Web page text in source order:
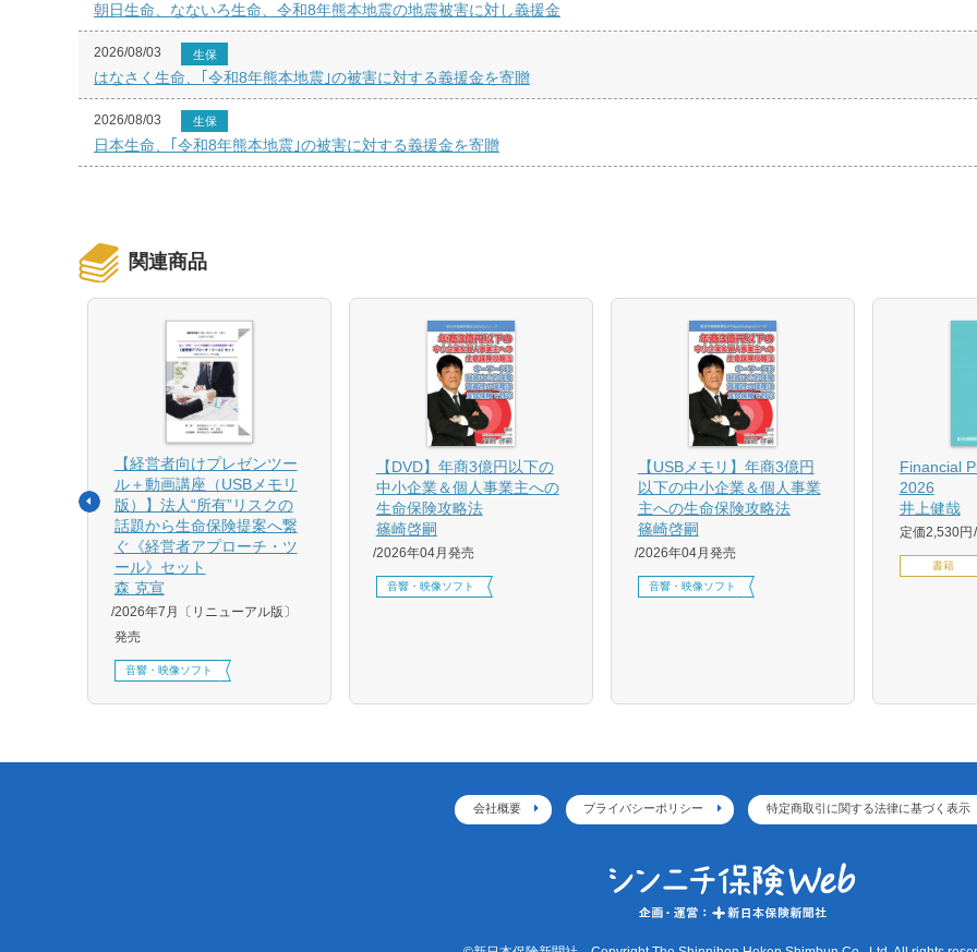
朝日生命、なないろ生命、令和8年熊本地震の地震被害に対し義援金
2026/08/03 生保
はなさく生命、｢令和8年熊本地震｣の被害に対する義援金を寄贈
2026/08/03 生保
日本生命、｢令和8年熊本地震｣の被害に対する義援金を寄贈
関連商品
【経営者向けプレゼンツー
ル＋動画講座（USBメモリ
版）】法人“所有”リスクの
話題から生命保険提案へ繋
ぐ《経営者アプローチ・ツ
ール》セット
森 克宣
2026年7月〔リニューアル版〕
発売
音響・映像ソフト
【DVD】年商3億円以下の
中小企業＆個人事業主への
生命保険攻略法
篠崎啓嗣
2026年04月発売
音響・映像ソフト
【USBメモリ】年商3億円
以下の中小企業＆個人事業
主への生命保険攻略法
篠崎啓嗣
2026年04月発売
音響・映像ソフト
Financial
2026
井上健哉
定価2,530円
書籍
会社概要 プライバシーポリシー 特定商取引に関する法律に基づく表示